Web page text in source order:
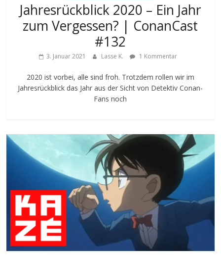
Jahresrückblick 2020 – Ein Jahr
zum Vergessen? | ConanCast
#132
3. Januar 2021 Lasse K. 1 Kommentar
2020 ist vorbei, alle sind froh. Trotzdem rollen wir im
Jahresrückblick das Jahr aus der Sicht von Detektiv Conan-
Fans noch